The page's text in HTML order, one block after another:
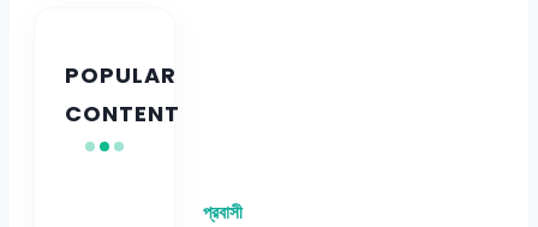
POPULAR
CONTENT
প্রবাসী